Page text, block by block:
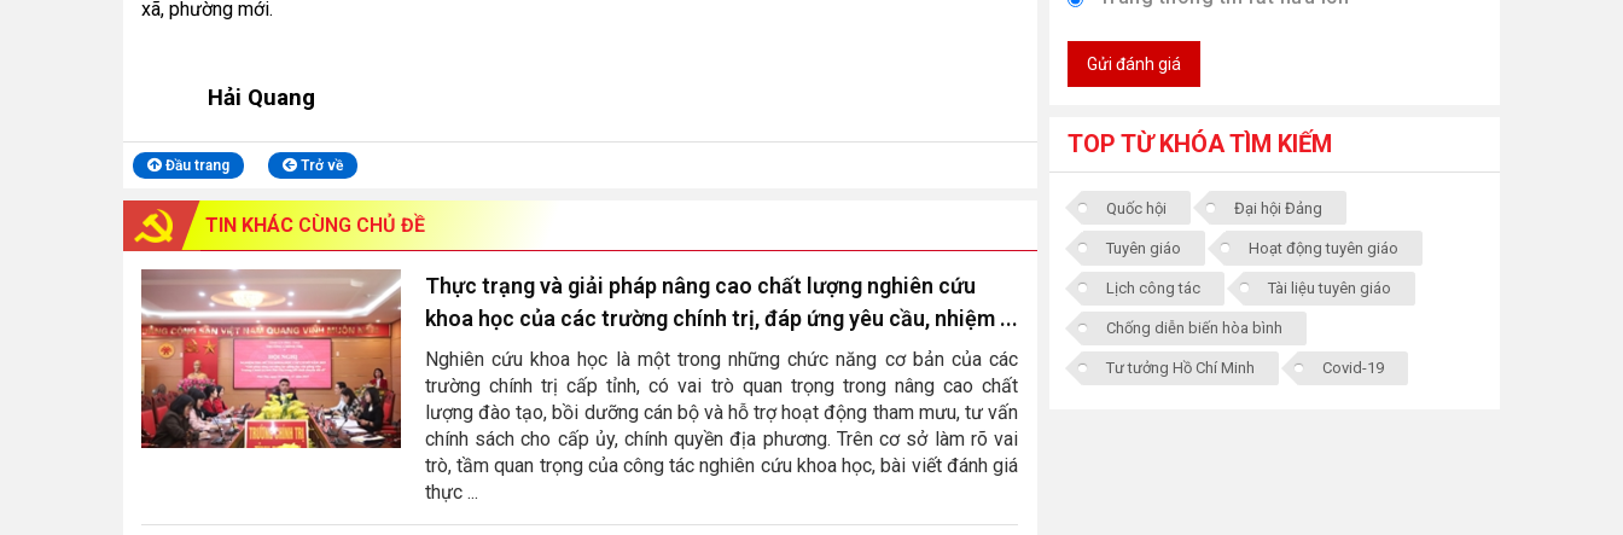
xã, phường mới.
Hải Quang
Đầu trang Trở về
TIN KHÁC CÙNG CHỦ ĐỀ
Thực trạng và giải pháp nâng cao chất lượng nghiên cứu
khoa học của các trường chính trị, đáp ứng yêu cầu, nhiệm ...
Nghiên cứu khoa học là một trong những chức năng cơ bản của các
trường chính trị cấp tỉnh, có vai trò quan trọng trong nâng cao chất
lượng đào tạo, bồi dưỡng cán bộ và hỗ trợ hoạt động tham mưu, tư vấn
chính sách cho cấp ủy, chính quyền địa phương. Trên cơ sở làm rõ vai
trò, tầm quan trọng của công tác nghiên cứu khoa học, bài viết đánh giá
thực ...
Gửi đánh giá
TOP TỪ KHÓA TÌM KIẾM
Quốc hội Đại hội Đảng
Tuyên giáo Hoạt động tuyên giáo
Lịch công tác Tài liệu tuyên giáo
Chống diễn biến hòa bình
Tư tưởng Hồ Chí Minh Covid-19